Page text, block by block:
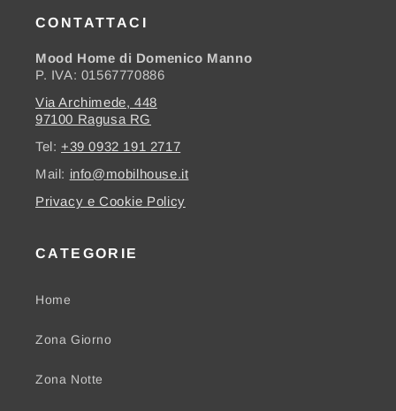
CONTATTACI
Mood Home di Domenico Manno
P. IVA: 01567770886
Via Archimede, 448
97100 Ragusa RG
Tel: +39 0932 191 2717
Mail: info@mobilhouse.it
Privacy e Cookie Policy
CATEGORIE
Home
Zona Giorno
Zona Notte